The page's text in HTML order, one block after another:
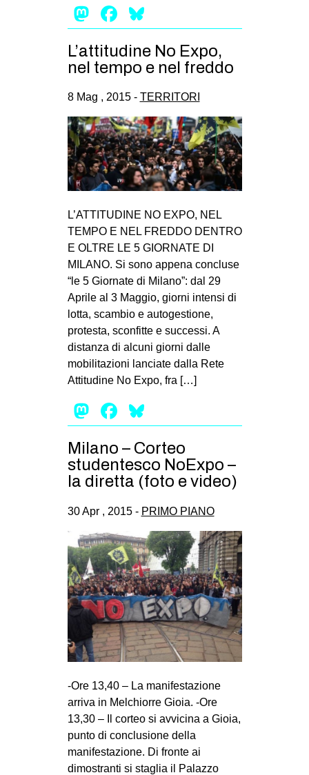
SEARCH
Mastodon
Facebook
L’attitudine No Expo,
nel tempo e nel freddo
8 Mag , 2015 - TERRITORI
L’ATTITUDINE NO EXPO, NEL
TEMPO E NEL FREDDO DENTRO
E OLTRE LE 5 GIORNATE DI
MILANO. Si sono appena concluse
“le 5 Giornate di Milano”: dal 29
Aprile al 3 Maggio, giorni intensi di
lotta, scambio e autogestione,
protesta, sconfitte e successi. A
distanza di alcuni giorni dalle
mobilitazioni lanciate dalla Rete
Attitudine No Expo, fra […]
Mastodon
Facebook
Milano – Corteo
studentesco NoExpo –
la diretta (foto e video)
30 Apr , 2015 - PRIMO PIANO
-Ore 13,40 – La manifestazione
arriva in Melchiorre Gioia. -Ore
13,30 – Il corteo si avvicina a Gioia,
punto di conclusione della
manifestazione. Di fronte ai
dimostranti si staglia il Palazzo